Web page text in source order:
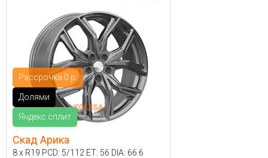
Рассрочка 0 р.
Долями
Яндекс.сплит
Скад Арика
8 x R19 PCD: 5/112 ET: 56 DIA: 66.6